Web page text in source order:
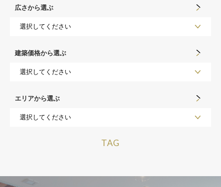
広さから選ぶ
建築価格から選ぶ
エリアから選ぶ
TAG